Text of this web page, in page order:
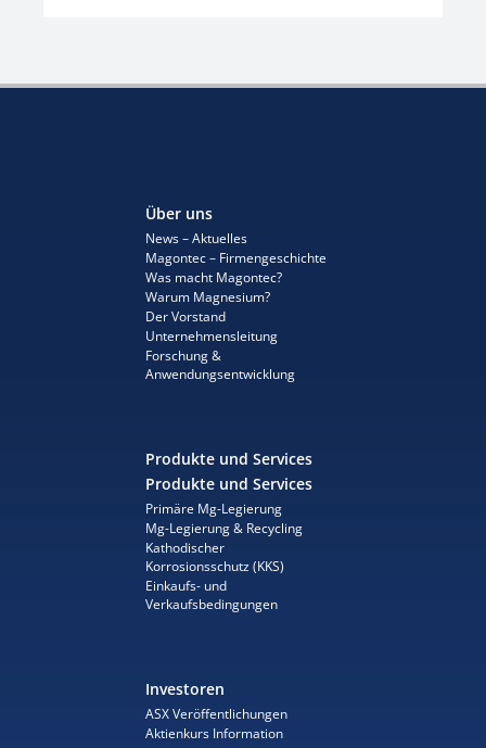
Über uns
News – Aktuelles
Magontec – Firmengeschichte
Was macht Magontec?
Warum Magnesium?
Der Vorstand
Unternehmensleitung
Forschung &
Anwendungsentwicklung
Produkte und Services
Produkte und Services
Primäre Mg-Legierung
Mg-Legierung & Recycling
Kathodischer
Korrosionsschutz (KKS)
Einkaufs- und
Verkaufsbedingungen
Investoren
ASX Veröffentlichungen
Aktienkurs Information